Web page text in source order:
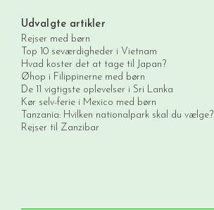
Udvalgte artikler
Rejser med børn
Top 10 seværdigheder i Vietnam
Hvad koster det at tage til Japan?
Øhop i Filippinerne med børn
De 11 vigtigste oplevelser i Sri Lanka
Kør selv-ferie i Mexico med børn
Tanzania: Hvilken nationalpark skal du vælge?
Rejser til Zanzibar